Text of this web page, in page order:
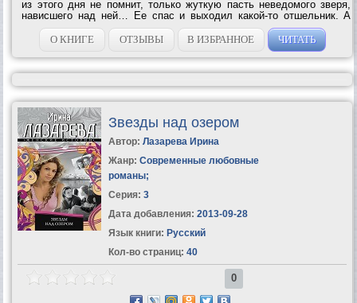
из этого дня не помнит, только жуткую пасть неведомого зверя,
нависшего над ней… Ее спас и выходил какой-то отшельник. А
вернувшись в город, девушка заметила, что после происшествия у
О КНИГЕ ОТЗЫВЫ В ИЗБРАННОЕ ЧИТАТЬ
Звезды над озером
Автор: Лазарева Ирина
Жанр: Современные любовные
романы;
Серия: 3
Дата добавления: 2013-09-28
Язык книги: Русский
Кол-во страниц: 40
0